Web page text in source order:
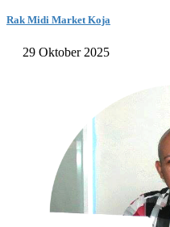
Rak Midi Market Koja
29 Oktober 2025